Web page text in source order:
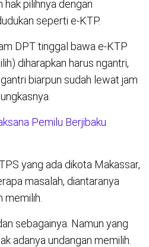
pilihnya dengan
seperti e-KTP.
DPT tinggal bawa e-KTP
diharapkan harus ngantri,
biarpun sudah lewat jam
Pemilu Berjibaku
yang ada dikota Makassar,
masalah, diantaranya
memilih.
sebagainya. Namun yang
adanya undangan memilih.